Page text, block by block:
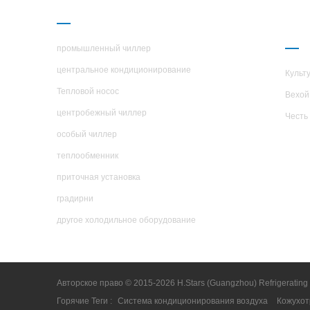
промышленный чиллер
центральное кондиционирование
Тепловой носос
центробежный чиллер
особый чиллер
теплообменник
приточная установка
градирни
другое холодильное оборудование
Вехой
Честь
Авторское право © 2015-2026 H.Stars (Guangzhou) Refrigerating
Горячие Теги :
Система кондиционирования воздуха